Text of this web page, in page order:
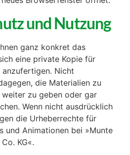
und Nutzung
ganz konkret das
eine private Kopie für
Nicht
die Materialien zu
zu geben oder gar
Wenn nicht ausdrücklich
die Urheberrechte für
und Animationen bei »Munte
KG«.